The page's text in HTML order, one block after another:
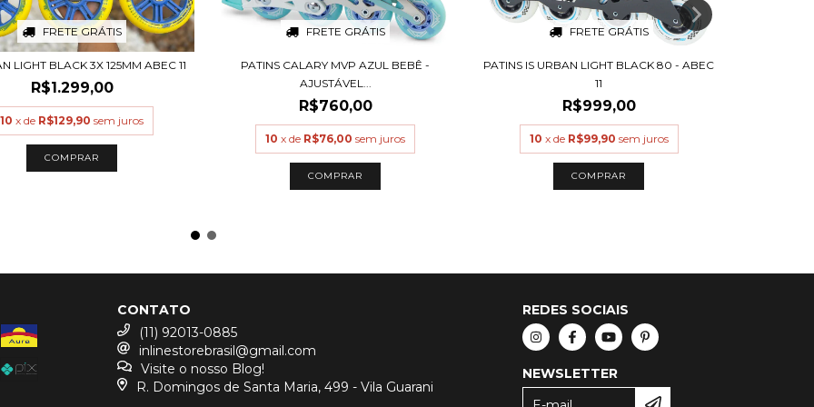
FRETE GRÁTIS
LIGHT BLACK 3X 125MM ABEC 11
R$1.299,00
10 x de R$129,90 sem juros
COMPRAR
FRETE GRÁTIS
PATINS CALARY MVP AZUL BEBÊ -
AJUSTÁVEL...
R$760,00
10 x de R$76,00 sem juros
COMPRAR
FRETE GRÁTIS
PATINS IS URBAN LIGHT BLACK 80 - ABEC
11
R$999,00
10 x de R$99,90 sem juros
COMPRAR
CONTATO
(11) 92013-0885
inlinestorebrasil@gmail.com
Visite o nosso Blog!
R. Domingos de Santa Maria, 499 - Vila Guarani
REDES SOCIAIS
NEWSLETTER